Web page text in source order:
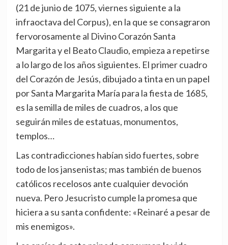
(21 de junio de 1075, viernes siguiente a la
infraoctava del Corpus), en la que se consagraron
fervorosamente al Divino Corazón Santa
Margarita y el Beato Claudio, empieza a repetirse
a lo largo de los años siguientes. El primer cuadro
del Corazón de Jesús, dibujado a tinta en un papel
por Santa Margarita María para la fiesta de 1685,
es la semilla de miles de cuadros, a los que
seguirán miles de estatuas, monumentos,
templos…
Las contradicciones habían sido fuertes, sobre
todo de los jansenistas; mas también de buenos
católicos recelosos ante cualquier devoción
nueva. Pero Jesucristo cumple la promesa que
hiciera a su santa confidente: «Reinaré a pesar de
mis enemigos».